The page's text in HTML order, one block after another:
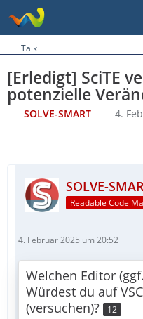
Talk
[Erledigt] SciTE
potenzielle
SOLVE-SMART 4.
SOLVE-
Readable Code
4. Februar 2025 um 20:52
Welchen Editor
Würdest du auf
(versuchen)?
12